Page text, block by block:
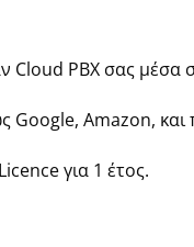
Cloud PBX σας μέσα
Google, Amazon,
για 1 έτος.